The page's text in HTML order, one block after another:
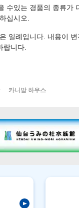
수있는 경품의 종류가
십시오.
일례입니다. 내용이
랍니다.
카니발 하우스